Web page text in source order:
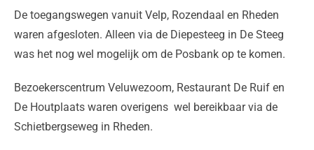
De toegangswegen vanuit Velp, Rozendaal en Rheden
waren afgesloten. Alleen via de Diepesteeg in De Steeg
was het nog wel mogelijk om de Posbank op te komen.
Bezoekerscentrum Veluwezoom, Restaurant De Ruif en
De Houtplaats waren overigens wel bereikbaar via de
Schietbergseweg in Rheden.